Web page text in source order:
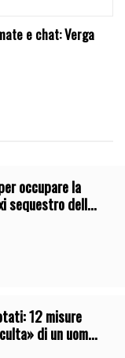
e chat: Verga
occupare la
sequestro della
12 misure
di un uomo